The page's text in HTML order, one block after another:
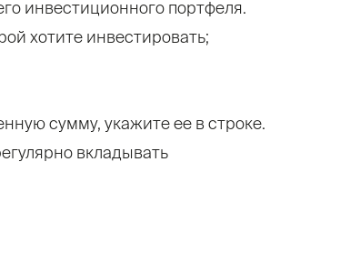
инвестиционного портфеля.
хотите инвестировать;
сумму, укажите ее в строке.
вкладывать